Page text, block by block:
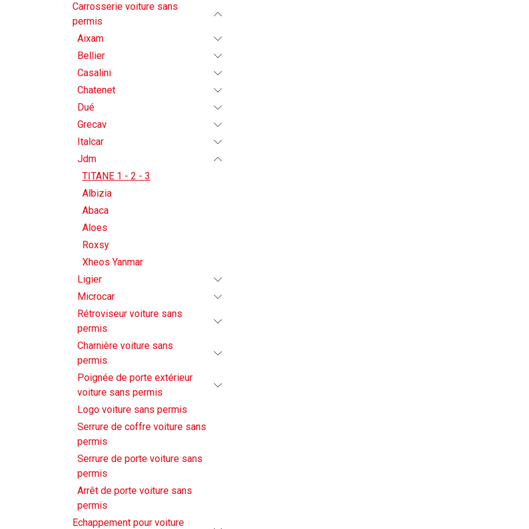
Carrosserie voiture sans
permis
Aixam
Bellier
Casalini
Chatenet
Dué
Grecav
Italcar
Jdm
TITANE 1 - 2 - 3
Albizia
Abaca
Aloes
Roxsy
Xheos Yanmar
Ligier
Microcar
Rétroviseur voiture sans
permis
Charnière voiture sans
permis
Poignée de porte extérieur
voiture sans permis
Logo voiture sans permis
Serrure de coffre voiture sans
permis
Serrure de porte voiture sans
permis
Arrêt de porte voiture sans
permis
Echappement pour voiture